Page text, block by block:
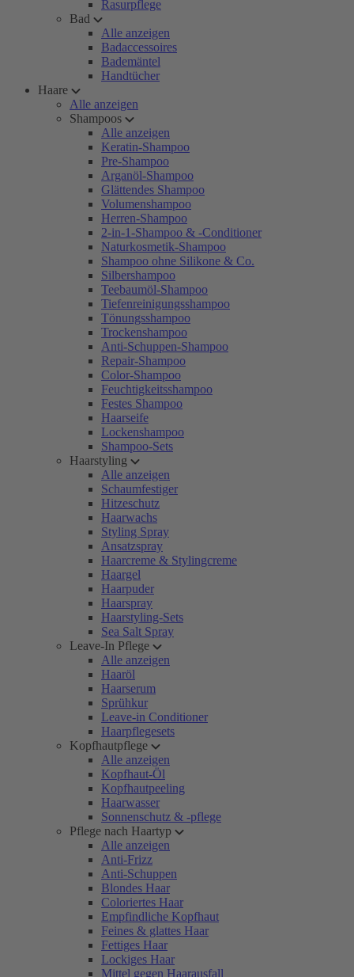
Rasurpflege
Bad
Alle anzeigen
Badaccessoires
Bademäntel
Handtücher
Haare
Alle anzeigen
Shampoos
Alle anzeigen
Keratin-Shampoo
Pre-Shampoo
Arganöl-Shampoo
Glättendes Shampoo
Volumenshampoo
Herren-Shampoo
2-in-1-Shampoo & -Conditioner
Naturkosmetik-Shampoo
Shampoo ohne Silikone & Co.
Silbershampoo
Teebaumöl-Shampoo
Tiefenreinigungsshampoo
Tönungsshampoo
Trockenshampoo
Anti-Schuppen-Shampoo
Repair-Shampoo
Color-Shampoo
Feuchtigkeitsshampoo
Festes Shampoo
Haarseife
Lockenshampoo
Shampoo-Sets
Haarstyling
Alle anzeigen
Schaumfestiger
Hitzeschutz
Haarwachs
Styling Spray
Ansatzspray
Haarcreme & Stylingcreme
Haargel
Haarpuder
Haarspray
Haarstyling-Sets
Sea Salt Spray
Leave-In Pflege
Alle anzeigen
Haaröl
Haarserum
Sprühkur
Leave-in Conditioner
Haarpflegesets
Kopfhautpflege
Alle anzeigen
Kopfhaut-Öl
Kopfhautpeeling
Haarwasser
Sonnenschutz & -pflege
Pflege nach Haartyp
Alle anzeigen
Anti-Frizz
Anti-Schuppen
Blondes Haar
Coloriertes Haar
Empfindliche Kopfhaut
Feines & glattes Haar
Fettiges Haar
Lockiges Haar
Mittel gegen Haarausfall